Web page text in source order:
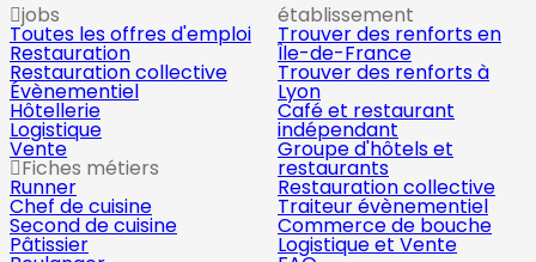
jobs
Toutes les offres d'emploi
Restauration
Restauration collective
Évènementiel
Hôtellerie
Logistique
Vente
Fiches métiers
Runner
Chef de cuisine
Second de cuisine
Pâtissier
établissement
Trouver des renforts en
Île-de-France
Trouver des renforts à
Lyon
Café et restaurant
indépendant
Groupe d'hôtels et
restaurants
Restauration collective
Traiteur évènementiel
Commerce de bouche
Logistique et Vente